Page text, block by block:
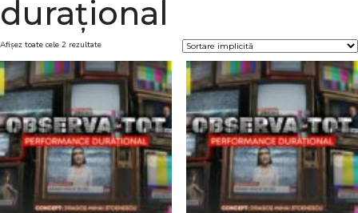
durațional
Afișez toate cele 2 rezultate